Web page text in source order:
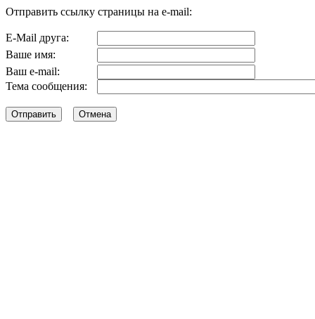
Отправить ссылку страницы на e-mail:
E-Mail друга:
Ваше имя:
Ваш e-mail:
Тема сообщения: